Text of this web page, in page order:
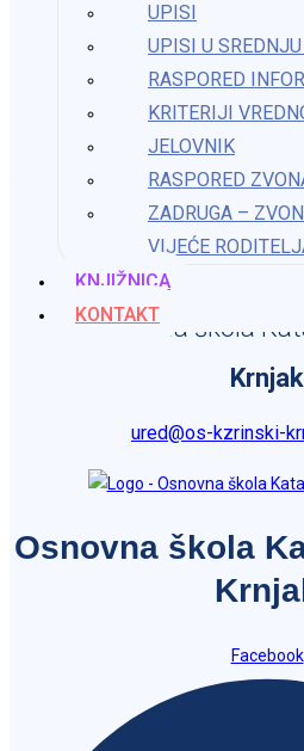
UPISI
UPISI U
RASPORED
KRITERIJI
JELOVNIK
RASPORED
ZADRUGA –
VIJEĆE
KNJIŽNICA
KONTAKT
SVETI NIKOLA POSJETIO JE I
11. prosinca 2025.
Aktivnosti u svibnju –
10. lipnja 2024.
Osnovna škola
Krnjak
ured@os-kzrinski-
Osnovna škola
Facebook